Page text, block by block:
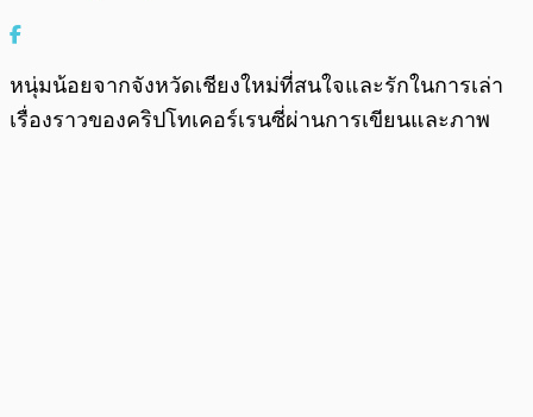
หนุ่มน้อยจากจังหวัดเชียงใหม่ที่สนใจและรักในการเล่า
เรื่องราวของคริปโทเคอร์เรนซี่ผ่านการเขียนและภาพ